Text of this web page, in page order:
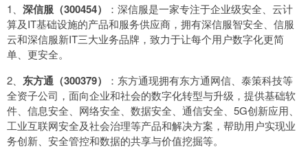
1、 深信服（300454）
：深信服是一家专注于企业级安全、云计
算及IT基础设施的产品和服务供应商，拥有深信服智安全、信服
云和深信服新IT三大业务品牌，致力于让每个用户数字化更简
单、更安全。
2、 东方通（300379）
：东方通现拥有东方通网信、泰策科技等
全资子公司，面向企业和社会的数字化转型与升级，提供基础软
件、信息安全、网络安全、数据安全、通信安全、5G创新应用、
工业互联网安全及社会治理等产品和解决方案，帮助用户实现业
务创新、安全管控和数据的共享与价值挖掘等。